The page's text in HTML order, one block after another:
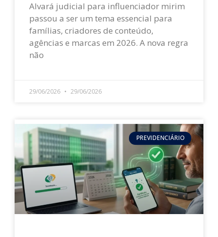
Alvará judicial para influenciador mirim
passou a ser um tema essencial para
famílias, criadores de conteúdo,
agências e marcas em 2026. A nova regra
não
29/06/2026 29/06/2026
PREVIDENCIÁRIO